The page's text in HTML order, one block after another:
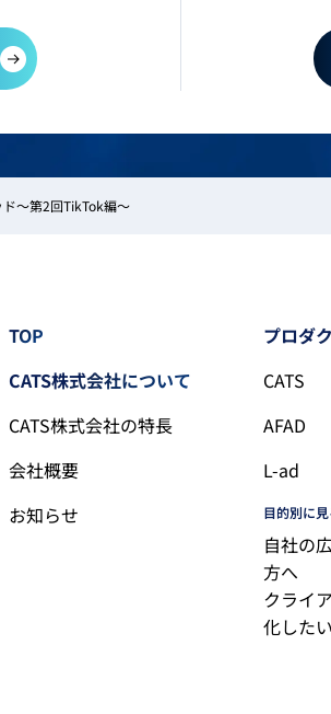
～第2回TikTok編～
TOP
CATS株式会社について
CATS株式会社の特長
会社概要
お知らせ
プロダ
CATS
AFAD
L-ad
目的別に
自社の
方へ
クライ
化した